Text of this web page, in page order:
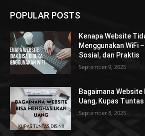
POPULAR POSTS
Kenapa Website
Menggunakan WiFi
Sosial, dan Praktis
September 9, 2025
Bagaimana
Uang, Kupas Tuntas
September 8, 2025